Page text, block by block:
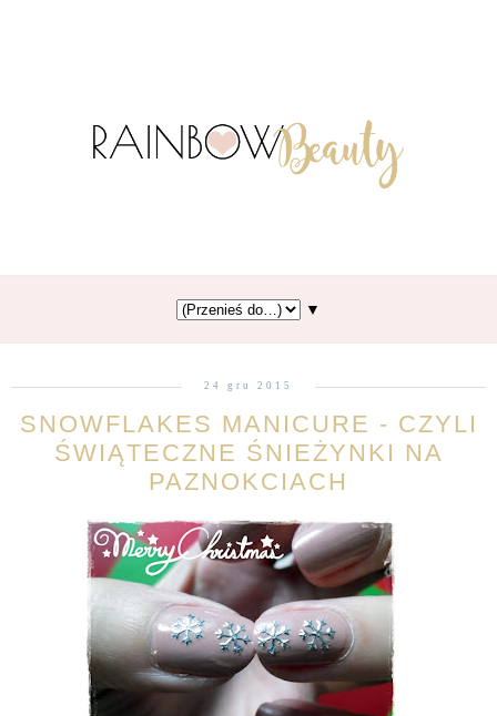
▼
24 gru 2015
SNOWFLAKES MANICURE - CZYLI
ŚWIĄTECZNE ŚNIEŻYNKI NA
PAZNOKCIACH